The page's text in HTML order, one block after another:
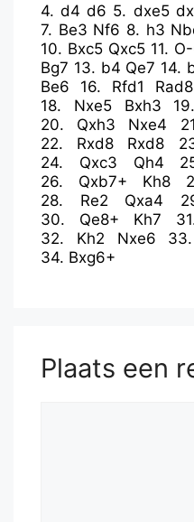
4.d4 d6 5. dxe5
7. Be3 Nf6 8. h3
10. Bxc5 Qxc5 11.
Bg7 13. b4 Qe7 14.
Be6
16. Rfd1 Rad8
18. Nxe5 Bxh3
20. Qxh3 Nxe4
22. Rxd8 Rxd8
24. Qxc3 Qh4
26. Qxb7+ Kh8
28. Re2 Qxa4
30. Qe8+ Kh7
32. Kh2 Nxe6
34. Bxg6+
Plaats een